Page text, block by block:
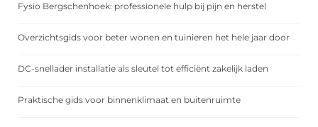
Fysio Bergschenhoek: professionele hulp bij pijn en herstel
Overzichtsgids voor beter wonen en tuinieren het hele jaar door
DC-snellader installatie als sleutel tot efficiënt zakelijk laden
Praktische gids voor binnenklimaat en buitenruimte